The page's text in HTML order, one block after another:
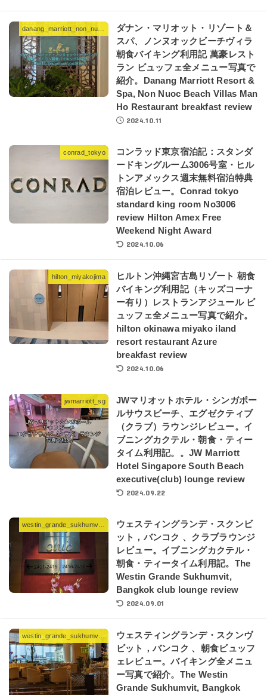
ダナン・マリオット・リゾート＆
スパ、ノンヌオックビーチヴィラ
朝食バイキング利用記 萬豪レスト
ラン ビュッフェ全メニュー写真で
紹介。Danang Marriott Resort &
Spa, Non Nuoc Beach Villas Man
Ho Restaurant breakfast review
2024.10.11
conrad_tokyo
コンラッド東京宿泊記：スタンダ
ードキングルーム3006号室・ヒル
トンアメックス週末無料宿泊特典
宿泊レビュー。Conrad tokyo
standard king room No3006
review Hilton Amex Free
Weekend Night Award
2024.10.06
hilton_miyakojima
ヒルトン沖縄宮古島リゾート 朝食
バイキング利用記（キッズコーナ
ー有り）レストランアジュール ビ
ュッフェ全メニュー写真で紹介。
hilton okinawa miyako iland
resort restaurant Azure
breakfast review
2024.10.06
jwmarriott_sg
JWマリオットホテル・シンガポー
ルサウスビーチ、エグゼクティブ
（クラブ）ラウンジレビュー。イ
ブニングカクテル・朝食・ティー
タイム利用記。。JW Marriott
Hotel Singapore South Beach
executive(club) lounge review
2024.09.22
ウェスティングランデ・スクンビ
ット，バンコク 、クラブラウンジ
レビュー。イブニングカクテル・
朝食・ティータイム利用記。The
Westin Grande Sukhumvit,
Bangkok club lounge review
2024.09.01
ウェスティングランデ・スクンヴ
ビット，バンコク 、朝食ビュッフ
ェレビュー。バイキング全メニュ
ー写真で紹介。The Westin
Grande Sukhumvit, Bangkok